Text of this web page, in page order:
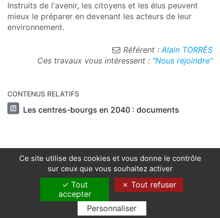
Instruits de l'avenir, les citoyens et les élus peuvent
mieux le préparer en devenant les acteurs de leur
environnement.
Référent :Alain TORRÈS
Ces travaux vous intéressent : "Nous rejoindre"
CONTENUS RELATIFS
Les centres-bourgs en 2040 : documents
© CARA 2023
|Mentions légales
Ce site utilise des cookies et vous donne le contrôle
sur ceux que vous souhaitez activer
Tout
accepter
Tout refuser
Personnaliser